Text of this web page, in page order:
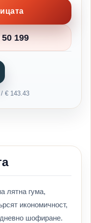
199
€ 143.43
лятна гума,
икономичност,
шофиране.